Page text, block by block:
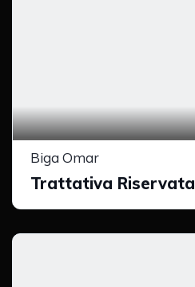
Biga Omar
Trattativa Riservata